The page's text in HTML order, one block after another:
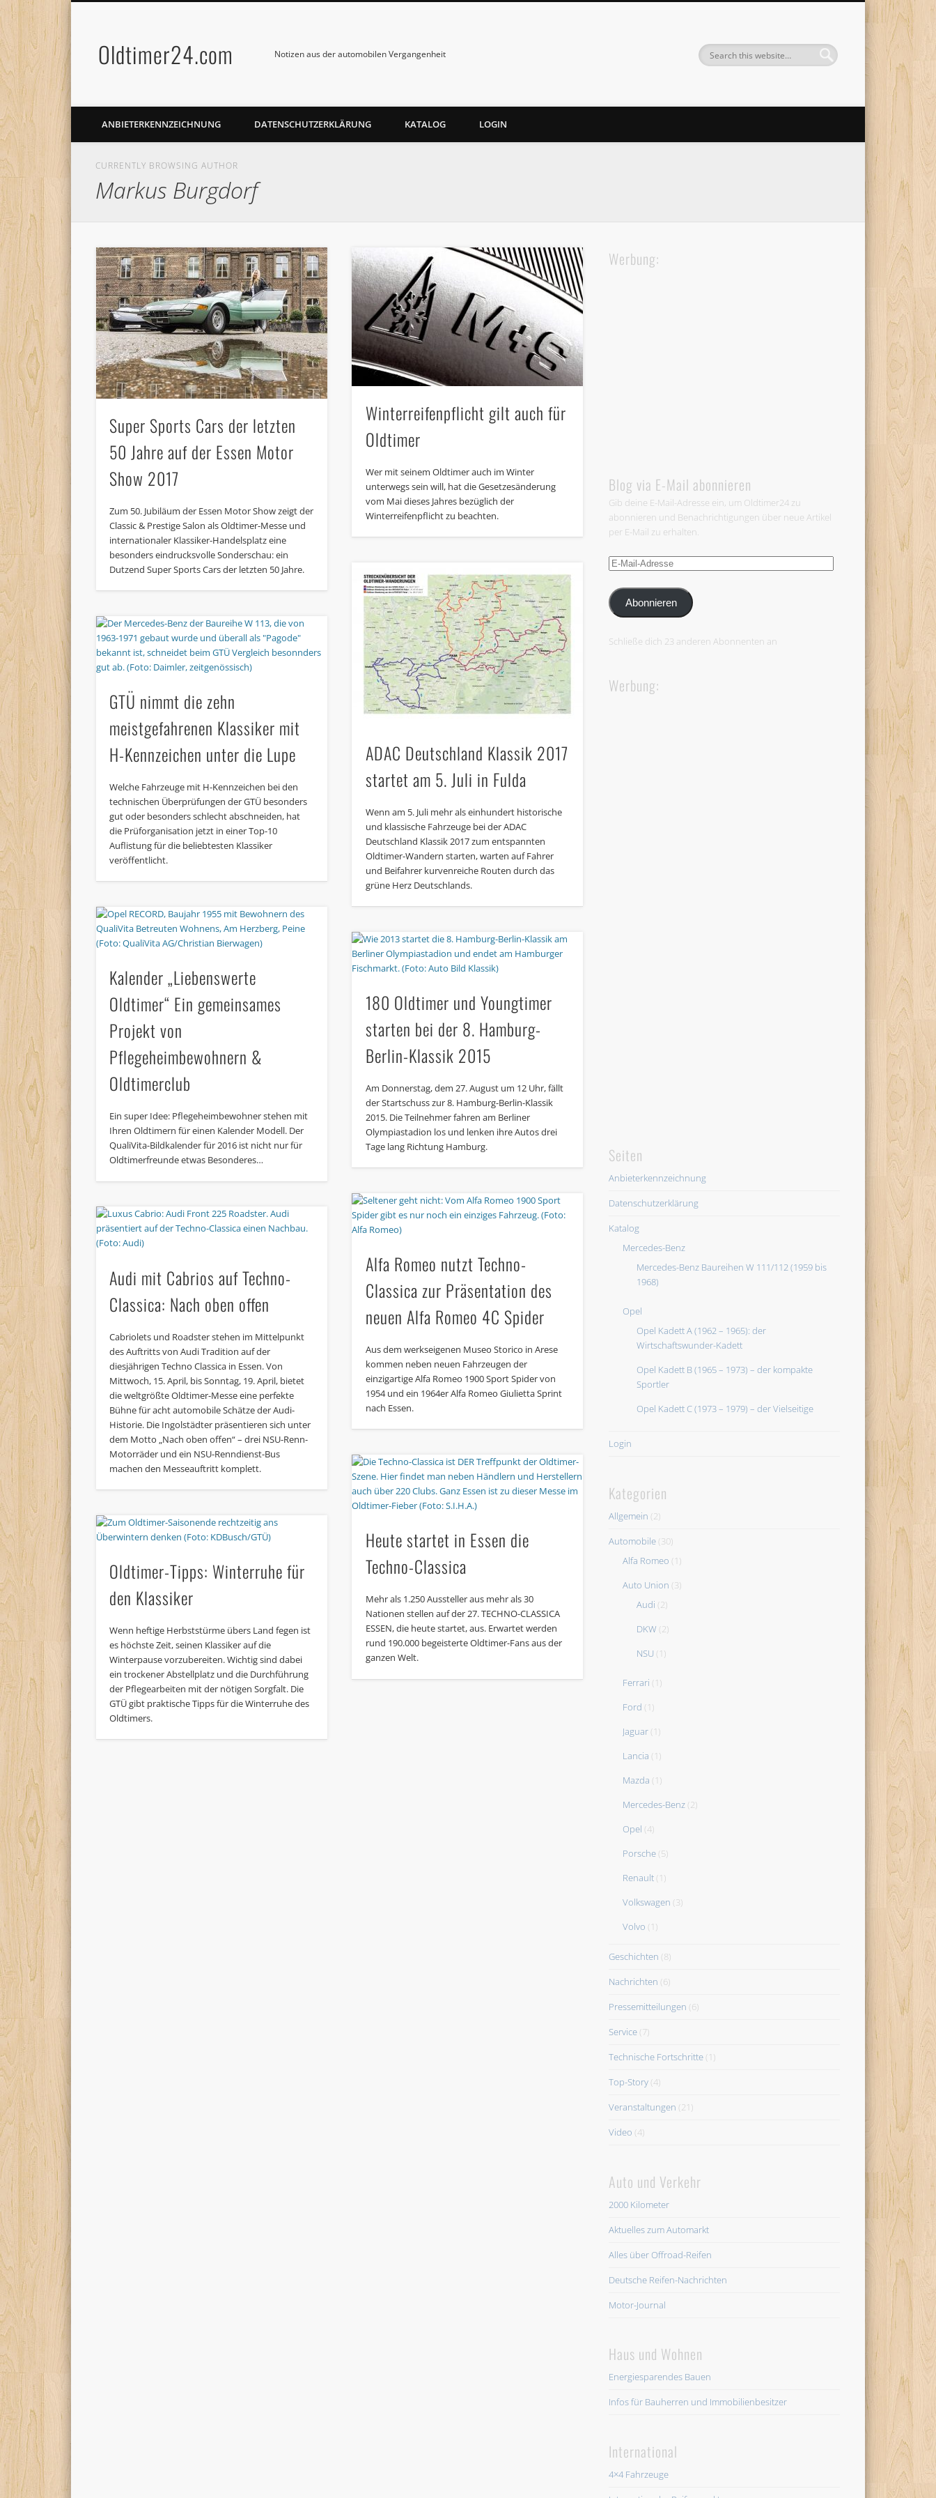
Oldtimer24.com Notizen aus der automobilen Vergangenheit
ANBIETERKENNZEICHNUNG DATENSCHUTZERKLÄRUNG KATALOG LOGIN
CURRENTLY BROWSING AUTHOR
Markus Burgdorf
Super Sports Cars der letzten
50 Jahre auf der Essen Motor
Show 2017
Zum 50. Jubiläum der Essen Motor Show zeigt der
Classic & Prestige Salon als Oldtimer-Messe und
internationaler Klassiker-Handelsplatz eine
besonders eindrucksvolle Sonderschau: ein
Dutzend Super Sports Cars der letzten 50 Jahre.
Winterreifenpflicht gilt auch für
Oldtimer
Wer mit seinem Oldtimer auch im Winter
unterwegs sein will, hat die Gesetzesänderung
vom Mai dieses Jahres bezüglich der
Winterreifenpflicht zu beachten.
ADAC Deutschland Klassik 2017
startet am 5. Juli in Fulda
Wenn am 5. Juli mehr als einhundert historische
und klassische Fahrzeuge bei der ADAC
Deutschland Klassik 2017 zum entspannten
Oldtimer-Wandern starten, warten auf Fahrer
und Beifahrer kurvenreiche Routen durch das
grüne Herz Deutschlands.
GTÜ nimmt die zehn
meistgefahrenen Klassiker mit
H-Kennzeichen unter die Lupe
Welche Fahrzeuge mit H-Kennzeichen bei den
technischen Überprüfungen der GTÜ besonders
gut oder besonders schlecht abschneiden, hat
die Prüforganisation jetzt in einer Top-10
Auflistung für die beliebtesten Klassiker
veröffentlicht.
Kalender „Liebenswerte
Oldtimer“ Ein gemeinsames
Projekt von
Pflegeheimbewohnern &
Oldtimerclub
Ein super Idee: Pflegeheimbewohner stehen mit
Ihren Oldtimern für einen Kalender Modell. Der
QualiVita-Bildkalender für 2016 ist nicht nur für
Oldtimerfreunde etwas Besonderes…
180 Oldtimer und Youngtimer
starten bei der 8. Hamburg-
Berlin-Klassik 2015
Am Donnerstag, dem 27. August um 12 Uhr, fällt
der Startschuss zur 8. Hamburg-Berlin-Klassik
2015. Die Teilnehmer fahren am Berliner
Olympiastadion los und lenken ihre Autos drei
Tage lang Richtung Hamburg.
Alfa Romeo nutzt Techno-
Classica zur Präsentation des
neuen Alfa Romeo 4C Spider
Aus dem werkseigenen Museo Storico in Arese
kommen neben neuen Fahrzeugen der
einzigartige Alfa Romeo 1900 Sport Spider von
1954 und ein 1964er Alfa Romeo Giulietta Sprint
nach Essen.
Audi mit Cabrios auf Techno-
Classica: Nach oben offen
Cabriolets und Roadster stehen im Mittelpunkt
des Auftritts von Audi Tradition auf der
diesjährigen Techno Classica in Essen. Von
Mittwoch, 15. April, bis Sonntag, 19. April, bietet
die weltgrößte Oldtimer-Messe eine perfekte
Bühne für acht automobile Schätze der Audi-
Historie. Die Ingolstädter präsentieren sich unter
dem Motto „Nach oben offen“ – drei NSU-Renn-
Motorräder und ein NSU-Renndienst-Bus
machen den Messeauftritt komplett.
Heute startet in Essen die
Techno-Classica
Mehr als 1.250 Aussteller aus mehr als 30
Nationen stellen auf der 27. TECHNO-CLASSICA
ESSEN, die heute startet, aus. Erwartet werden
rund 190.000 begeisterte Oldtimer-Fans aus der
ganzen Welt.
Oldtimer-Tipps: Winterruhe für
den Klassiker
Wenn heftige Herbststürme übers Land fegen ist
es höchste Zeit, seinen Klassiker auf die
Winterpause vorzubereiten. Wichtig sind dabei
ein trockener Abstellplatz und die Durchführung
der Pflegearbeiten mit der nötigen Sorgfalt. Die
GTÜ gibt praktische Tipps für die Winterruhe des
Oldtimers.
Werbung:
Blog via E-Mail abonnieren
Gib deine E-Mail-Adresse ein, um Oldtimer24 zu
abonnieren und Benachrichtigungen über neue Artikel
per E-Mail zu erhalten.
E-
Adresse
Abonnieren
Schließe dich 23 anderen Abonnenten an
Werbung:
Seiten
Anbieterkennzeichnung
Datenschutzerklärung
Katalog
Mercedes-Benz
Mercedes-Benz Baureihen W 111/112 (1959 bis
1968)
Opel
Opel Kadett A (1962 – 1965): der
Wirtschaftswunder-Kadett
Opel Kadett B (1965 – 1973) – der kompakte
Sportler
Opel Kadett C (1973 – 1979) – der Vielseitige
Login
Kategorien
Allgemein (2)
Automobile (30)
Alfa Romeo (1)
Auto Union (3)
Audi (2)
DKW (2)
NSU (1)
Ferrari (1)
Ford (1)
Jaguar (1)
Lancia (1)
Mazda (1)
Mercedes-Benz (2)
Opel (4)
Porsche (5)
Renault (1)
Volkswagen (3)
Volvo (1)
Geschichten (8)
Nachrichten (6)
Pressemitteilungen (6)
Service (7)
Technische Fortschritte (1)
Top-Story (4)
Veranstaltungen (21)
Video (4)
Auto und Verkehr
2000 Kilometer
Aktuelles zum Automarkt
Alles über Offroad-Reifen
Deutsche Reifen-Nachrichten
Motor-Journal
Haus und Wohnen
Energiesparendes Bauen
Infos für Bauherren und Immobilienbesitzer
International
4×4 Fahrzeuge